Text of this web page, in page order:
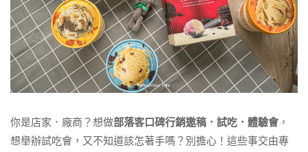
你是店家．廠商？想做部落客口碑行銷邀稿．試吃．體驗會，
想舉辦試吃會，又不知道該怎著手嗎？別擔心！這些事交由專